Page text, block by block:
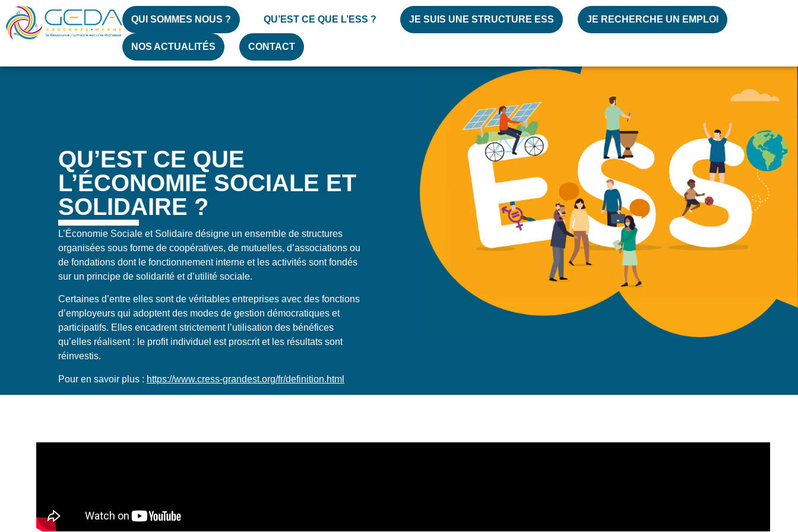
QUI SOMMES NOUS ? QU’EST CE QUE L’ESS ? JE SUIS UNE STRUCTURE ESS JE RECHERCHE UN EMPLOI
NOS ACTUALITÉS CONTACT
QU’EST CE QUE
L’ÉCONOMIE SOCIALE ET
SOLIDAIRE ?​
L’Économie Sociale et Solidaire désigne un ensemble de structures
organisées sous forme de coopératives, de mutuelles, d’associations ou
de fondations dont le fonctionnement interne et les activités sont fondés
sur un principe de solidarité et d’utilité sociale.
Certaines d’entre elles sont de véritables entreprises avec des fonctions
d’employeurs qui adoptent des modes de gestion démocratiques et
participatifs. Elles encadrent strictement l’utilisation des bénéfices
qu’elles réalisent : le profit individuel est proscrit et les résultats sont
réinvestis.
Pour en savoir plus : https://www.cress-grandest.org/fr/definition.html